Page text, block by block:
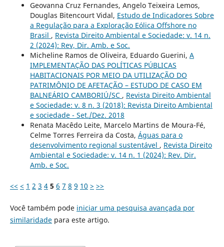
Geovanna Cruz Fernandes, Angelo Teixeira Lemos,
Douglas Bitencourt Vidal, Estudo de Indicadores Sobre
a Regulação para a Exploração Eólica Offshore no
Brasil , Revista Direito Ambiental e Sociedade: v. 14 n.
2 (2024): Rev, Dir. Amb. e Soc.
Micheline Ramos de Oliveira, Eduardo Guerini, A
IMPLEMENTAÇÃO DAS POLÍTICAS PÚBLICAS
HABITACIONAIS POR MEIO DA UTILIZAÇÃO DO
PATRIMÔNIO DE AFETAÇÃO – ESTUDO DE CASO EM
BALNEÁRIO CAMBORIÚ/SC , Revista Direito Ambiental
e Sociedade: v. 8 n. 3 (2018): Revista Direito Ambiental
e sociedade - Set./Dez. 2018
Renata Macêdo Leite, Marcelo Martins de Moura-Fé,
Celme Torres Ferreira da Costa, Águas para o
desenvolvimento regional sustentável , Revista Direito
Ambiental e Sociedade: v. 14 n. 1 (2024): Rev. Dir.
Amb. e Soc.
<< < 1 2 3 4 5 6 7 8 9 10 > >>
Você também pode iniciar uma pesquisa avançada por
similaridadepara este artigo.